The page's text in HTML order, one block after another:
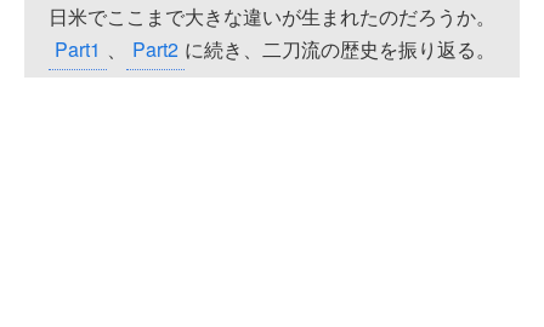
日米でここまで大きな違いが生まれたのだろうか。
Part1 、 Part2 に続き、二刀流の歴史を振り返る。